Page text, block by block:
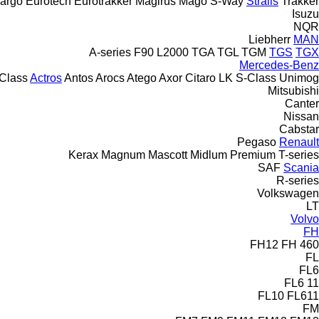
Isuzu
NQR
Liebherr MAN
A-series F90 L2000 TGA TGL TGM TGS TGX
Mercedes-Benz
ActrosAntosArocsAtegoAxor Citaro LK S-Class Unimog
Mitsubishi
Canter
Nissan
Cabstar
Pegaso Renault
Kerax Magnum Mascott Midlum Premium T-series
SAF Scania
R-series
Volkswagen
LT
Volvo
FH
FH12 FH 460
FL
FL6
FL6 11
FL10 FL611
FM